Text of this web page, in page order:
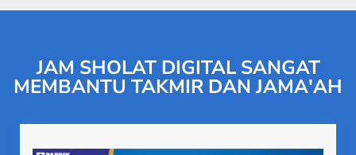
JAM SHOLAT DIGITAL SANGAT
MEMBANTU TAKMIR DAN JAMA'AH